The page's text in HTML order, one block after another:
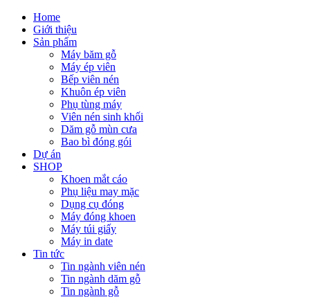
Home
Giới thiệu
Sản phẩm
Máy băm gỗ
Máy ép viên
Bếp viên nén
Khuôn ép viên
Phụ tùng máy
Viên nén sinh khối
Dăm gỗ mùn cưa
Bao bì đóng gói
Dự án
SHOP
Khoen mắt cáo
Phụ liệu may mặc
Dụng cụ đóng
Máy đóng khoen
Máy túi giấy
Máy in date
Tin tức
Tin ngành viên nén
Tin ngành dăm gỗ
Tin ngành gỗ